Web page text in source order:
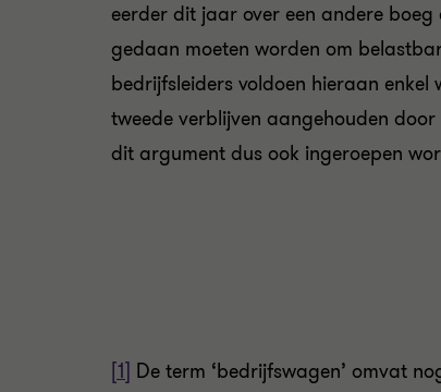
eerder dit jaar over een andere
gedaan moeten worden om
bedrijfsleiders voldoen hieraan
tweede verblijven aangehouden
dit argument dus ook ingeroepen
[1] De term ‘bedrijfswagen’ omvat